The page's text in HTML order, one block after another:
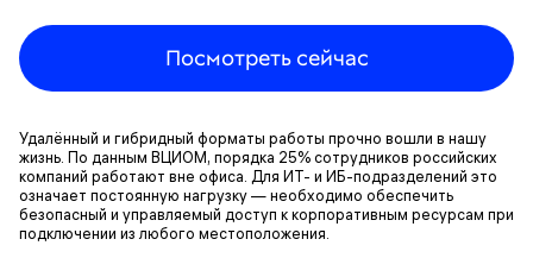
Посмотреть сейчас
Удалённый и гибридный форматы работы прочно вошли в нашу
жизнь. По данным ВЦИОМ, порядка 25% сотрудников российских
компаний работают вне офиса. Для ИТ- и ИБ-подразделений это
означает постоянную нагрузку — необходимо обеспечить
безопасный и управляемый доступ к корпоративным ресурсам при
подключении из любого местоположения.